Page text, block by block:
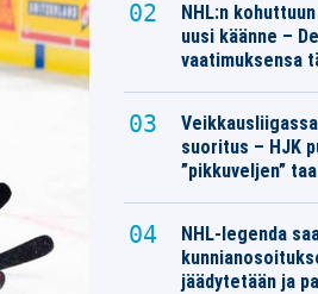
NHL:n
uusi käänne –
vaatimuksensa
suoritus – HJK
”pikkuveljen”
NHL-legenda
jäädytetään ja